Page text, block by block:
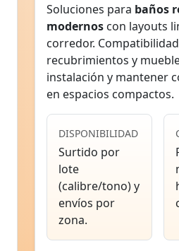
Soluciones para baños
modernos con layouts
corredor.
recubrimientos y
instalación y mantener
en espacios compactos.
DISPONIBILIDAD
Surtido por
lote
(calibre/tono) y
envíos por
zona.